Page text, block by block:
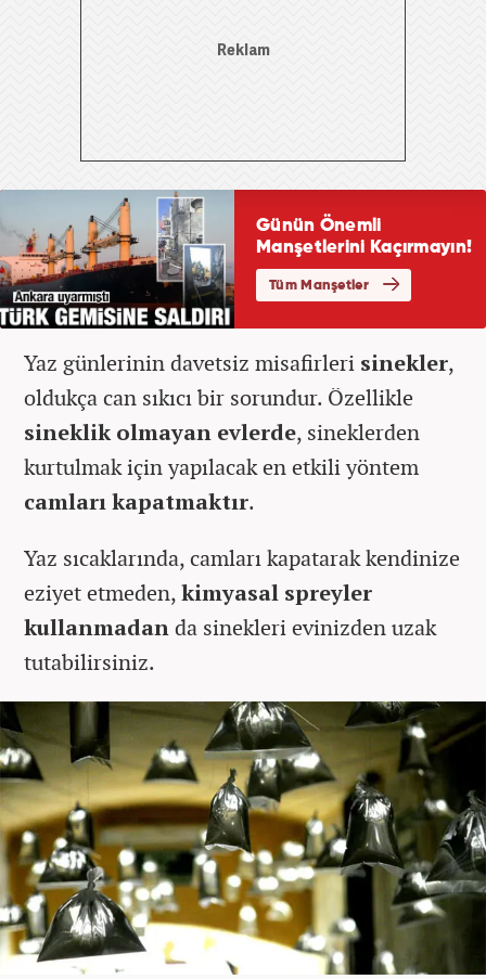
Yaz günlerinin davetsiz misafirleri sinekler,
oldukça can sıkıcı bir sorundur. Özellikle
sineklik olmayan evlerde, sineklerden
kurtulmak için yapılacak en etkili yöntem
camları kapatmaktır.
Yaz sıcaklarında, camları kapatarak kendinize
eziyet etmeden,kimyasal spreyler
kullanmadanda sinekleri evinizden uzak
tutabilirsiniz.